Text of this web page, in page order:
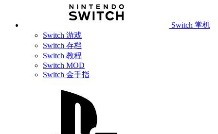
Switch 掌机
Switch 游戏
Switch 存档
Switch 教程
Switch MOD
Switch 金手指